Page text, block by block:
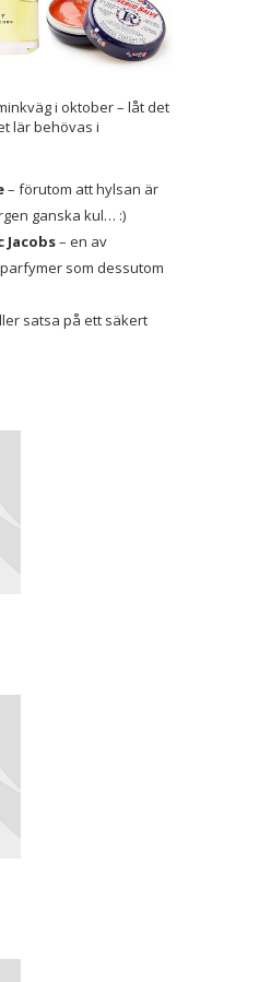
i oktober – låt det
lär behövas i
– förutom att hylsan är
ganska kul… :)
Jacobs– en av
som dessutom
satsa på ett säkert